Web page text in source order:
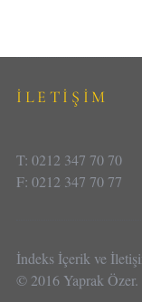
İLETİŞİM
T: 0212 347 70 70
F: 0212 347 70 77
İndeks İçerik ve
© 2016 Yaprak Özer.